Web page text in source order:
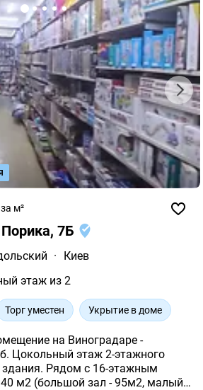
м²
7Б
·
Киев
этаж из 2
Торг уместен Укрытие в доме
на Виноградаре -
Цокольный этаж 2-этажного
здания. Рядом с 16-этажным
м2 (большой зал - 95м2, малый